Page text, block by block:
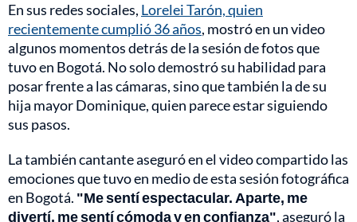
En sus redes sociales, Lorelei Tarón, quien
recientemente cumplió 36 años, mostró en un video
algunos momentos detrás de la sesión de fotos que
tuvo en Bogotá. No solo demostró su habilidad para
posar frente a las cámaras, sino que también la de su
hija mayor Dominique, quien parece estar siguiendo
sus pasos.
La también cantante aseguró en el video compartido las
emociones que tuvo en medio de esta sesión fotográfica
en Bogotá. "Me sentí espectacular. Aparte, me
divertí, me sentí cómoda y en confianza", aseguró la